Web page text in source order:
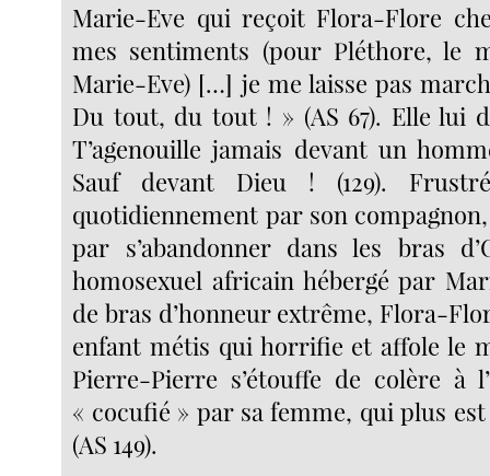
Marie-Eve qui reçoit Flora-Flore
mes sentiments (pour Pléthore, le
Marie-Eve) […] je me laisse pas
Du tout, du tout ! » (AS 67). Elle lui
T’agenouille jamais devant un
Sauf devant Dieu ! (129).
quotidiennement par son
par s’abandonner dans les bras
homosexuel africain hébergé par
de bras d’honneur extrême, Flora-
enfant métis qui horrifie et affole le
Pierre-Pierre s’étouffe de colère à
« cocufié » par sa femme, qui plus
(AS 149).